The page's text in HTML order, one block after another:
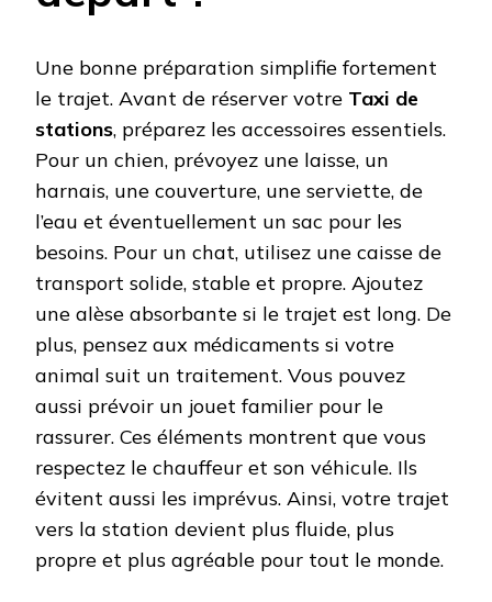
Une bonne préparation simplifie fortement
le trajet. Avant de réserver votre Taxi de
stations, préparez les accessoires essentiels.
Pour un chien, prévoyez une laisse, un
harnais, une couverture, une serviette, de
l’eau et éventuellement un sac pour les
besoins. Pour un chat, utilisez une caisse de
transport solide, stable et propre. Ajoutez
une alèse absorbante si le trajet est long. De
plus, pensez aux médicaments si votre
animal suit un traitement. Vous pouvez
aussi prévoir un jouet familier pour le
rassurer. Ces éléments montrent que vous
respectez le chauffeur et son véhicule. Ils
évitent aussi les imprévus. Ainsi, votre trajet
vers la station devient plus fluide, plus
propre et plus agréable pour tout le monde.